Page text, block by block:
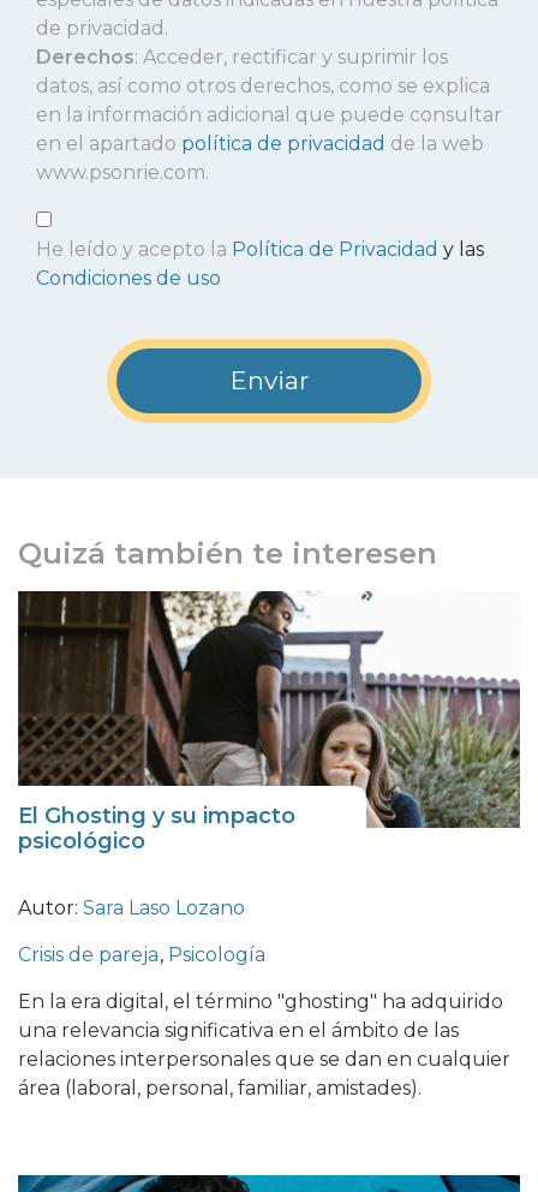
de privacidad.
Derechos: Acceder, rectificar y suprimir los
datos, así como otros derechos, como se explica
en la información adicional que puede consultar
en el apartado política de privacidad de la web
www.psonrie.com.
He leído y acepto la Política de Privacidad y las
Condiciones de uso
Quizá también te interesen
El Ghosting y su impacto
psicológico
Autor: Sara Laso Lozano
Crisis de pareja, Psicología
En la era digital, el término "ghosting" ha adquirido
una relevancia significativa en el ámbito de las
relaciones interpersonales que se dan en cualquier
área (laboral, personal, familiar, amistades).